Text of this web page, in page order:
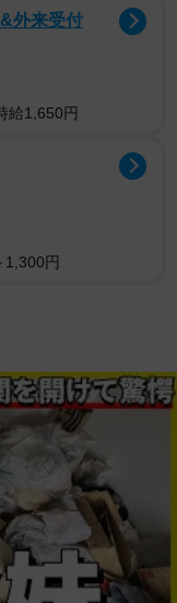
外来受付
給1,650円
1,300円